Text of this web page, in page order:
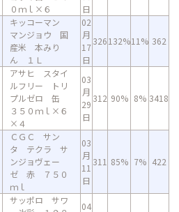
０ｍｌ×６
日
キッコーマン
マンジョウ 国
産米 本みり
ん １Ｌ
02
月
17
日
326132%11% 362
アサヒ スタイ
ルフリー トリ
プルゼロ 缶
３５０ｍｌ×６
×４
03
月
29
日
312 90% 8% 3418
ＣＧＣ サン
タ テクラ サ
ンジョヴェー
ゼ 赤 ７５０
ｍｌ
03
月
11
日
311 85% 7% 422
サッポロ サワ
04